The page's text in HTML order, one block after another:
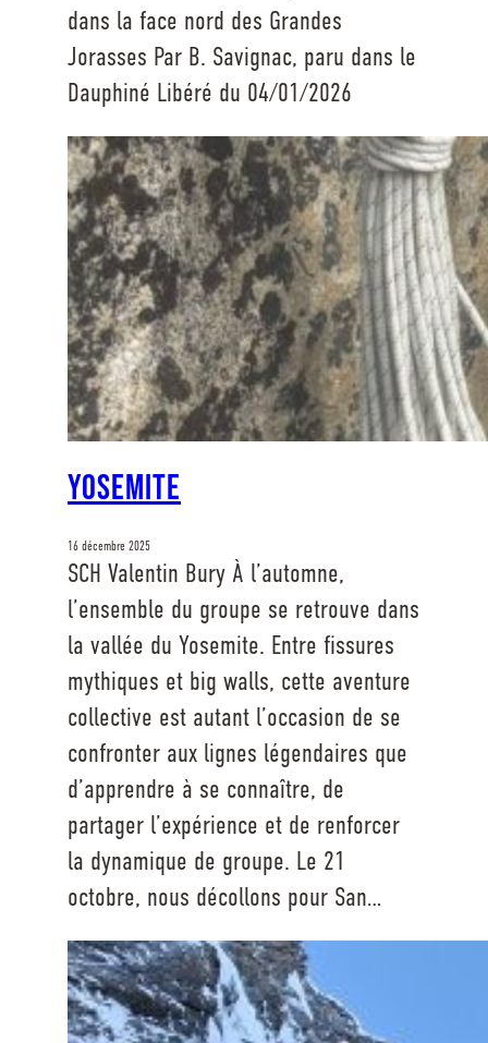
dans la face nord des Grandes
Jorasses Par B. Savignac, paru dans le
Dauphiné Libéré du 04/01/2026
Yosemite
16 décembre 2025
SCH Valentin Bury À l’automne,
l’ensemble du groupe se retrouve dans
la vallée du Yosemite. Entre fissures
mythiques et big walls, cette aventure
collective est autant l’occasion de se
confronter aux lignes légendaires que
d’apprendre à se connaître, de
partager l’expérience et de renforcer
la dynamique de groupe. Le 21
octobre, nous décollons pour San…